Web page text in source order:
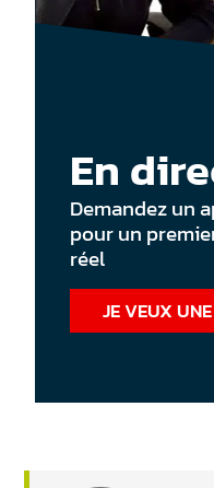
En
Demandez un
pour un
réel
JE VEUX